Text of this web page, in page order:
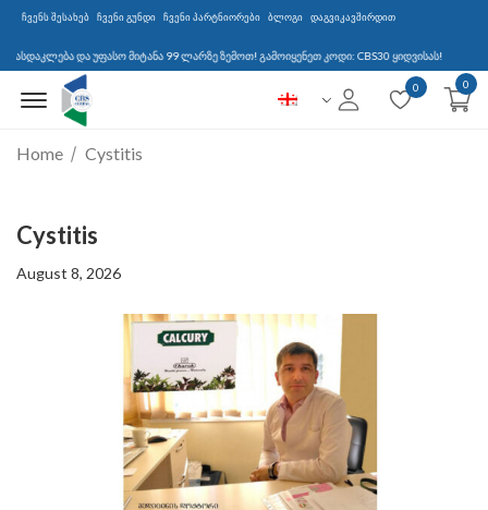
ჩვენს შესახებ ჩვენი გუნდი ჩვენი პარტნიორები ბლოგი დაგვიკავშირდით
და უფასო მიტანა 99 ლარზე ზემოთ! გამოიყენეთ კოდი: CBS30 ყიდვისას!
Menu Open 0 0
Home Cystitis
Cystitis
August 8, 2026